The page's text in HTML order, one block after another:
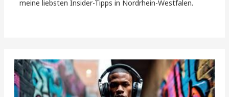
meine liebsten Insider-Tipps in Nordrhein-Westfalen.